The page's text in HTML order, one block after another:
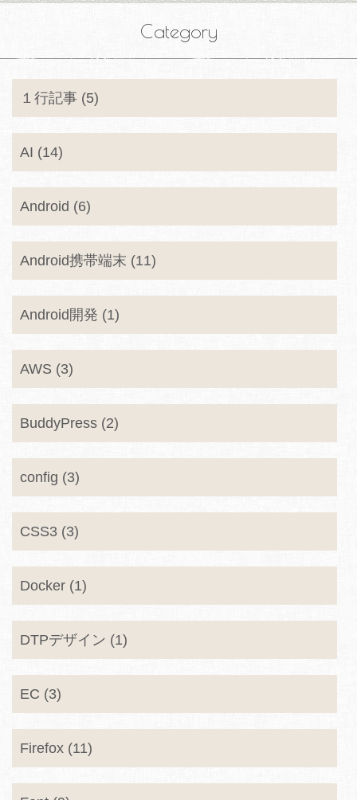
Category
１行記事 (5)
AI (14)
Android (6)
Android携帯端末 (11)
Android開発 (1)
AWS (3)
BuddyPress (2)
config (3)
CSS3 (3)
Docker (1)
DTPデザイン (1)
EC (3)
Firefox (11)